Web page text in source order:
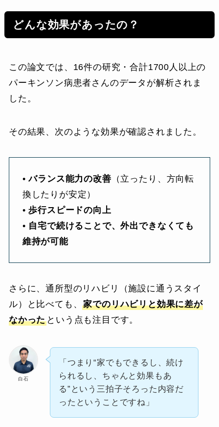
どんな効果があったの？
この論文では、16件の研究・合計1700人以上の
パーキンソン病患者さんのデータが解析されま
した。
その結果、次のような効果が確認されました。
•バランス能力の改善 （立ったり、方向転
換したりが安定）
•歩行スピードの向上
• 自宅で続けることで、外出できなくても
維持が可能
さらに、通所型のリハビリ（施設に通うスタイ
ル）と比べても、家でのリハビリと効果に差が
なかった という点も注目です。
白石
「つまり“家でもできるし、続け
られるし、ちゃんと効果もあ
る”という三拍子そろった内容だ
ったということですね」